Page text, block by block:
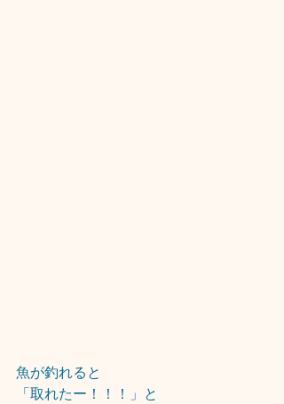
魚が釣れると
「取れたー！！！」と